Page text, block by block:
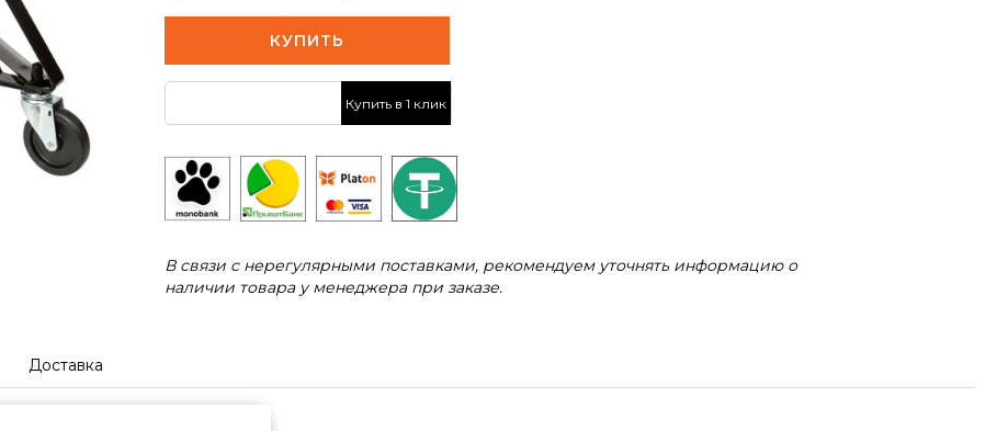
КУПИТЬ
Купить в 1 клик
В связи с нерегулярными поставками, рекомендуем уточнять информацию о
наличии товара у менеджера при заказе.
Доставка